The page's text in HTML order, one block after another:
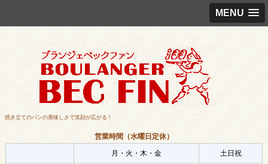
MENU
焼き立てのパンの美味しさで笑顔が広がる！
営業時間（水曜日定休）
月・火・木・金
土日祝